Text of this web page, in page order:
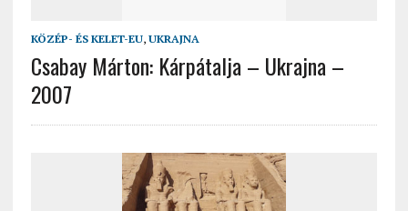
KÖZÉP- ÉS KELET-EU, UKRAJNA
Csabay Márton: Kárpátalja – Ukrajna –
2007